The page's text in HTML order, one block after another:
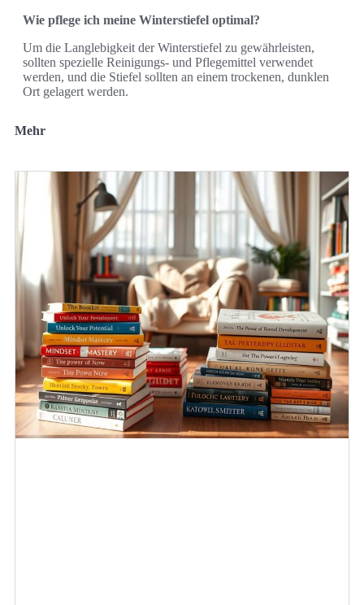
Wie pflege ich meine Winterstiefel optimal?
Um die Langlebigkeit der Winterstiefel zu gewährleisten,
sollten spezielle Reinigungs- und Pflegemittel verwendet
werden, und die Stiefel sollten an einem trockenen, dunklen
Ort gelagert werden.
Mehr